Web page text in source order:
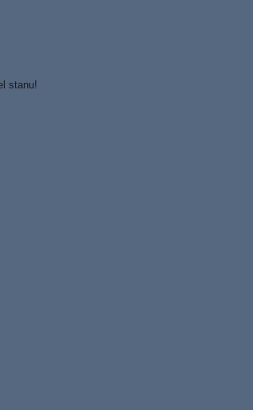
stanu!